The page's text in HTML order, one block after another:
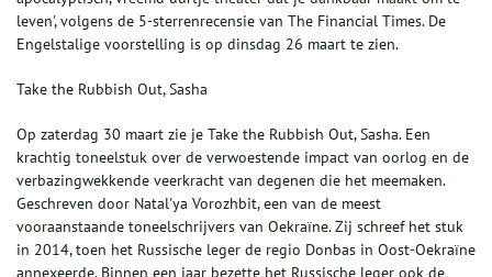
leven', volgens de 5-sterrenrecensie van The Financial Times. De
Engelstalige voorstelling is op dinsdag 26 maart te zien.
Take the Rubbish Out, Sasha
Op zaterdag 30 maart zie je Take the Rubbish Out, Sasha. Een
krachtig toneelstuk over de verwoestende impact van oorlog en de
verbazingwekkende veerkracht van degenen die het meemaken.
Geschreven door Natal'ya Vorozhbit, een van de meest
vooraanstaande toneelschrijvers van Oekraïne. Zij schreef het stuk
in 2014, toen het Russische leger de regio Donbas in Oost-Oekraïne
annexeerde. Binnen een jaar bezette het Russische leger ook de